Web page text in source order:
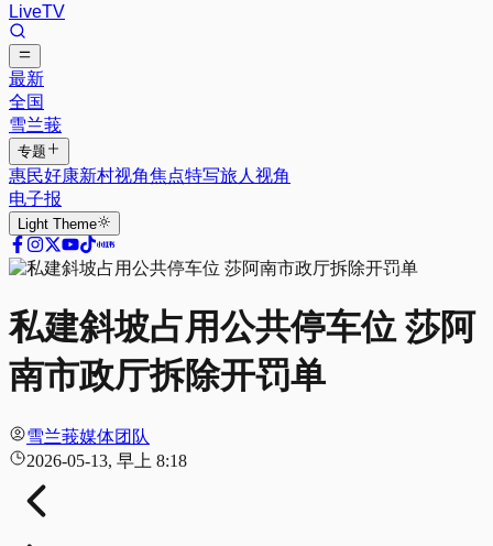
LiveTV
最新
全国
雪兰莪
专题
惠民好康新村视角焦点特写旅人视角
电子报
Light Theme
私建斜坡占用公共停车位 莎阿
南市政厅拆除开罚单
雪兰莪媒体团队
2026-05-13, 早上 8:18